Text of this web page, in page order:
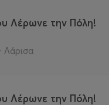
Λέρωνε την Πόλη!
Λάρισα
Λέρωνε την Πόλη!